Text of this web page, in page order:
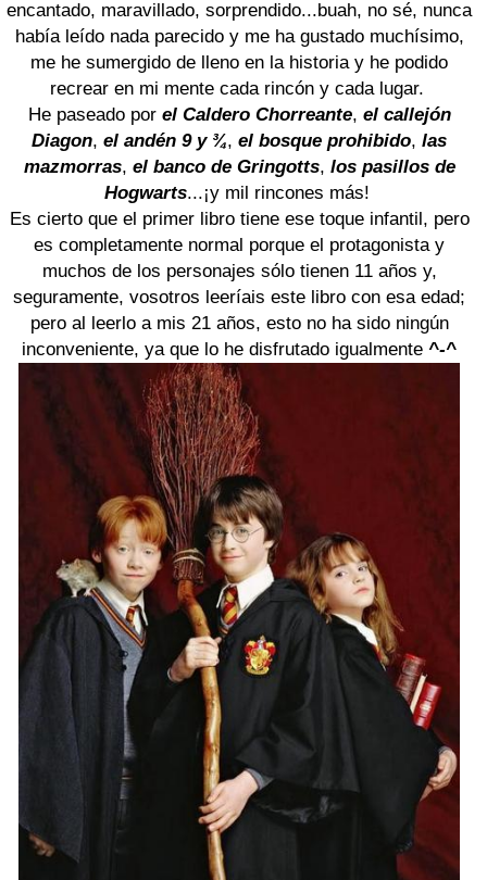
encantado, maravillado, sorprendido...buah, no sé, nunca
había leído nada parecido y me ha gustado muchísimo,
me he sumergido de lleno en la historia y he podido
recrear en mi mente cada rincón y cada lugar.
He paseado por el Caldero Chorreante, el callejón
Diagon, el andén 9 y ¾, el bosque prohibido, las
mazmorras, el banco de Gringotts, los pasillos de
Hogwarts...¡y mil rincones más!
Es cierto que el primer libro tiene ese toque infantil, pero
es completamente normal porque el protagonista y
muchos de los personajes sólo tienen 11 años y,
seguramente, vosotros leeríais este libro con esa edad;
pero al leerlo a mis 21 años, esto no ha sido ningún
inconveniente, ya que lo he disfrutado igualmente ^-^